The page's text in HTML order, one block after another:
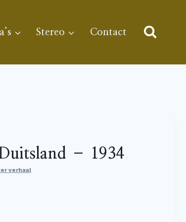
Stereo Contact
– 1934
verhaal